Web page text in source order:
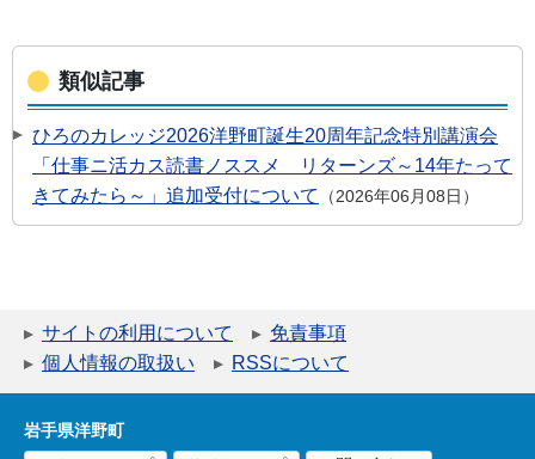
類似記事
ひろのカレッジ2026洋野町誕生20周年記念特別講演会
「仕事ニ活カス読書ノススメ リターンズ～14年たって
きてみたら～」追加受付について
2026年06月08日
サイトの利用について
免責事項
個人情報の取扱い
RSSについて
岩手県洋野町